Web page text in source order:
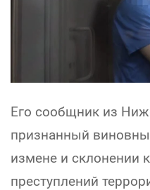
Его сообщник из
признанный
измене и склонении
преступлений